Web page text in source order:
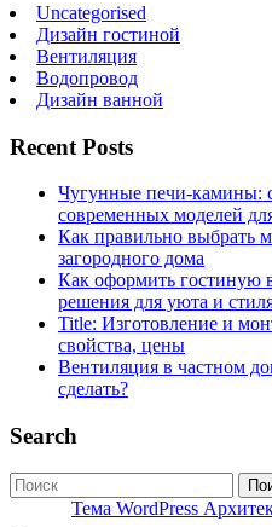
Uncategorised
Дизайн гостиной
Вентиляция
Водопровод
Дизайн ванной
Recent Posts
Чугунные печи-камины:
современных моделей
Как правильно выбрать
загородного дома
Как оформить гостиную
решения для уюта и
Title: Изготовление и
свойства, цены
Вентиляция в частном
сделать?
Search
Тема WordPress